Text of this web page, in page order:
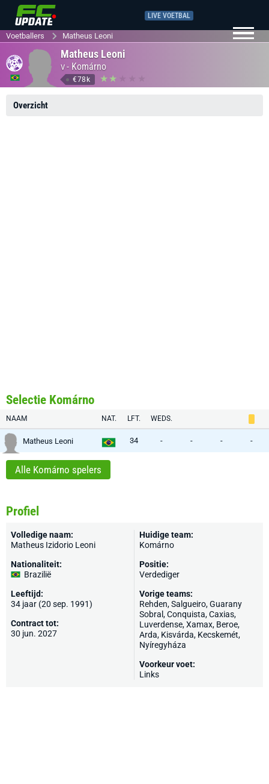
LIVE VOETBAL
Voetballers Matheus Leoni
Matheus Leoni
V - Komárno
€78k
Overzicht
Selectie Komárno
NAAM NAT. LFT. WEDS.
Matheus Leoni 34 - - - -
Alle Komárno spelers
Profiel
Volledige naam:
Matheus Izidorio Leoni
Nationaliteit:
Brazilië
Leeftijd:
34 jaar (20 sep. 1991)
Contract tot:
30 jun. 2027
Huidige team:
Komárno
Positie:
Verdediger
Vorige teams:
Rehden, Salgueiro, Guarany
Sobral, Conquista, Caxias,
Luverdense, Xamax, Beroe,
Arda, Kisvárda, Kecskemét,
Nyíregyháza
Voorkeur voet:
Links